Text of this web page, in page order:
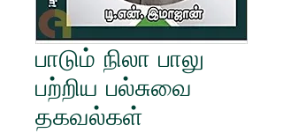
பாடும் நிலா பாலு
பற்றிய பல்சுவை
தகவல்கள்